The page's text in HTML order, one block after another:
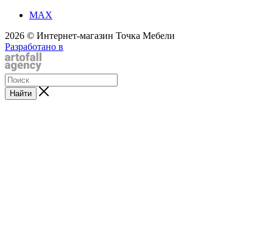
MAX
2026 © Интернет-магазин Точка Мебели
Разработано в
Найти